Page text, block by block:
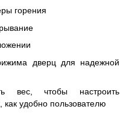
горения
дверц для надежной
вес, чтобы настроить
как удобно пользователю